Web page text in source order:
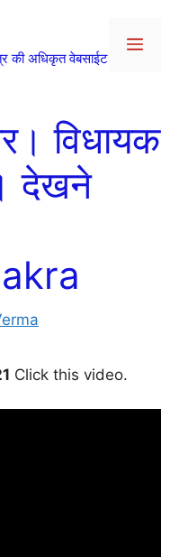
की अधिकृत वेबसाईट
Menu
विधायक
देखने
Click this video.